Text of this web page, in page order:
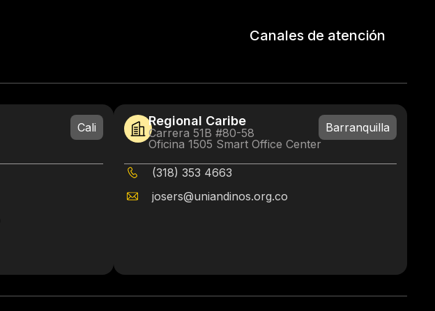
Canales de atención
Cali Regional Caribe
Carrera 51B #80-58
Oficina 1505 Smart Office Center
Barranquilla
(318) 353 4663
josers@uniandinos.org.co